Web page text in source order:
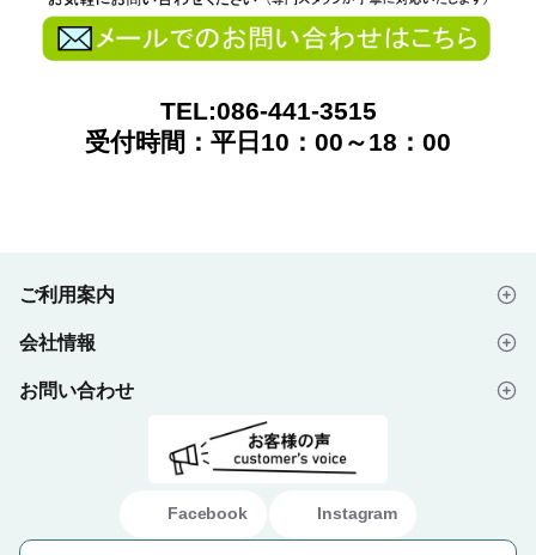
TEL:086-441-3515
受付時間：平日10：00～18：00
ご利用案内
はじめての方へ
ご注文の流れ
デザイン入稿データについて
ギフト・ノベルティ納入事例
会社情報
会社概要
プライバシーポリシー
特定商取引法に基づく表示
お問い合わせ
Facebook Instagram